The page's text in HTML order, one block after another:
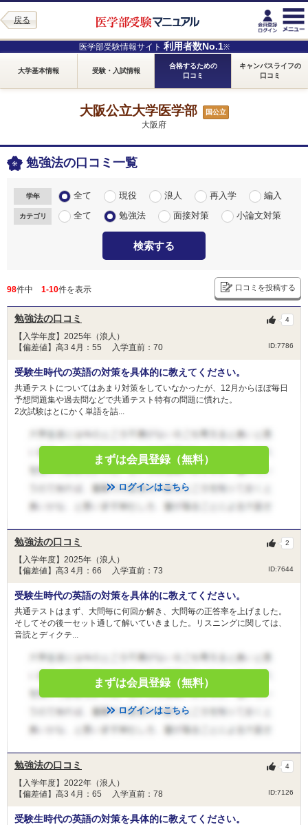
戻る
医学部受験情報サイト 利用者数No.1※
大学基本情報 受験・入試情報
合格するための
口コミ
キャンパスライフの
口コミ
大阪公立大学医学部 国公立
大阪府
勉強法の口コミ一覧
学年 全て 現役 浪人 再入学 編入
カテゴリ 全て 勉強法 面接対策 小論文対策
検索する
98件中 1-10件を表示 口コミを投稿する
勉強法の口コミ
【入学年度】2025年（浪人）
【偏差値】高3 4月：55 入学直前：70
ID:7786
4
受験生時代の英語の対策を具体的に教えてください。
共通テストについてはあまり対策をしていなかったが、12月からほぼ毎日
予想問題集や過去問などで共通テスト特有の問題に慣れた。
2次試験はとにかく単語を詰...
まずは会員登録（無料）
ログインはこちら
勉強法の口コミ
【入学年度】2025年（浪人）
【偏差値】高3 4月：66 入学直前：73
ID:7644
2
受験生時代の英語の対策を具体的に教えてください。
共通テストはまず、大問毎に何回か解き、大問毎の正答率を上げました。
そしてその後一セット通して解いていきました。リスニングに関しては、
音読とディクテ...
まずは会員登録（無料）
ログインはこちら
勉強法の口コミ
【入学年度】2022年（浪人）
【偏差値】高3 4月：65 入学直前：78
ID:7126
4
受験生時代の英語の対策を具体的に教えてください。